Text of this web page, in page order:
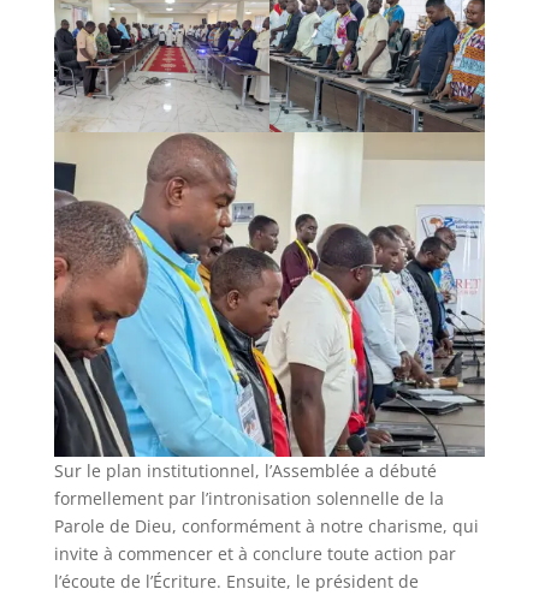
Sur le plan institutionnel, l’Assemblée a débuté
formellement par l’intronisation solennelle de la
Parole de Dieu, conformément à notre charisme, qui
invite à commencer et à conclure toute action par
l’écoute de l’Écriture. Ensuite, le président de